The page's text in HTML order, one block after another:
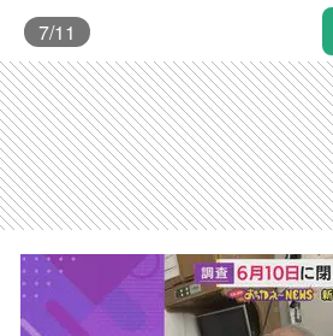
7/11